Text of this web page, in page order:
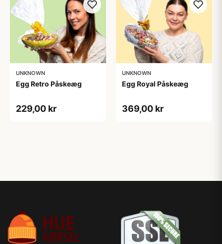
UNKNOWN
Egg Retro Påskeæg
229,00 kr
UNKNOWN
Egg Royal Påskeæg
369,00 kr